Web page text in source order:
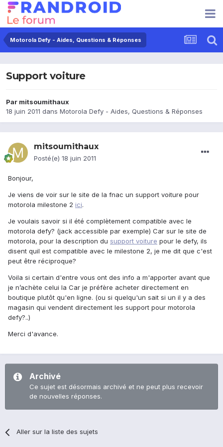
Motorola Defy - Aides, Questions & Réponses
Support voiture
Par mitsoumithaux
18 juin 2011 dans Motorola Defy - Aides, Questions & Réponses
mitsoumithaux
Posté(e) 18 juin 2011
Bonjour,
Je viens de voir sur le site de la fnac un support voiture pour
motorola milestone 2 ici.
Je voulais savoir si il été complètement compatible avec le
motorola defy? (jack accessible par exemple) Car sur le site de
motorola, pour la description du support voiture pour le defy, ils
disent quil est compatible avec le milestone 2, je me dit que c'est
peut être réciproque?
Voila si certain d'entre vous ont des info a m'apporter avant que
je n’achète celui la Car je préfère acheter directement en
boutique plutôt qu'en ligne. (ou si quelqu'un sait si un il y a des
magasin qui vendent directement les support pour motorola
defy?..)
Merci d'avance.
Archivé
Ce sujet est désormais archivé et ne peut plus recevoir
de nouvelles réponses.
Aller sur la liste des sujets